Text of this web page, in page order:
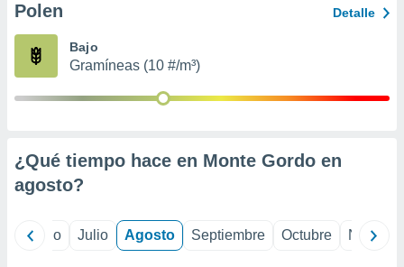
publicidad
de
Polen Detalle
Bajo
Gramíneas (10 #/m³)
¿Qué tiempo hace en Monte Gordo en
agosto?
Junio Julio Agosto Septiembre Octubre